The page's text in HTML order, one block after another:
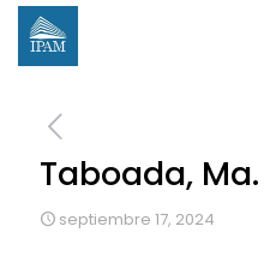
Taboada,
septiembre 17, 2024